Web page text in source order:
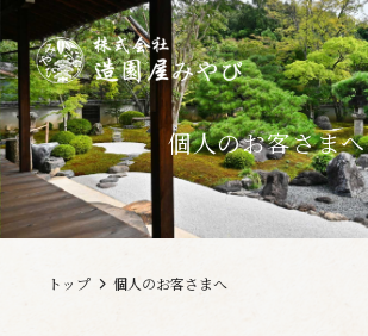
法人のお客さまへ
個人のお客さまへ
トップ 個人のお客さまへ